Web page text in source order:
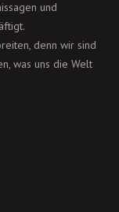
und
denn wir sind
was uns die Welt